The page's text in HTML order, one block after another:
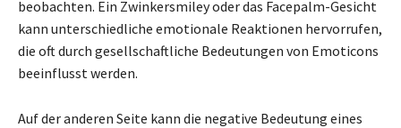
beobachten. Ein Zwinkersmiley oder das Facepalm-Gesicht
kann unterschiedliche emotionale Reaktionen hervorrufen,
die oft durch gesellschaftliche Bedeutungen von Emoticons
beeinflusst werden.
Auf der anderen Seite kann die negative Bedeutung eines